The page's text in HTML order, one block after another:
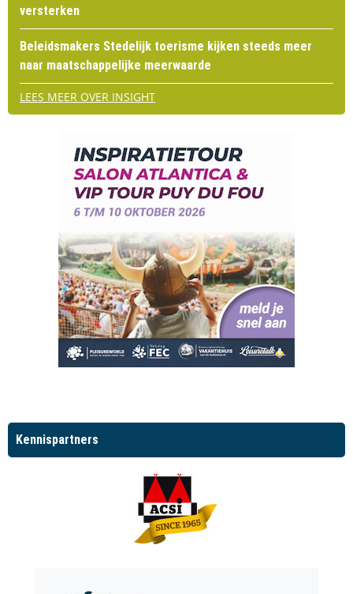
versterken
Beleidsmakers Stedelijk toerisme kijken steeds meer
naar maatschappelijke meerwaarde
LEES MEER OVER INSIGHT
Kennispartners